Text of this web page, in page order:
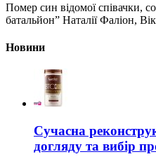
Помер син відомої співачки,
батальйон” Наталії Фаліон,
Новини
Сучасна
догляду та вибір